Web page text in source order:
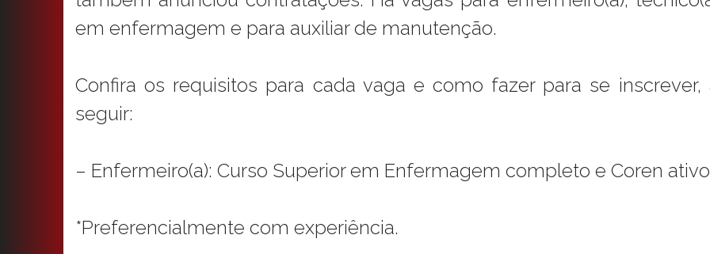
em enfermagem e para auxiliar de manutenção.
Confira os requisitos para cada vaga e como fazer para se inscrever,
seguir:
– Enfermeiro(a): Curso Superior em Enfermagem completo e Coren
*Preferencialmente com experiência.